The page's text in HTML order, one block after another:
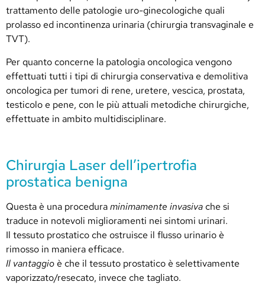
trattamento delle patologie uro-ginecologiche quali
prolasso ed incontinenza urinaria (chirurgia transvaginale e
TVT).
Per quanto concerne la patologia oncologica vengono
effettuati tutti i tipi di chirurgia conservativa e demolitiva
oncologica per tumori di rene, uretere, vescica, prostata,
testicolo e pene, con le più attuali metodiche chirurgiche,
effettuate in ambito multidisciplinare.
Chirurgia Laser dell’ipertrofia
prostatica benigna
Questa è una proceduraminimamente invasivache si
traduce in notevoli miglioramenti nei sintomi urinari.
Il tessuto prostatico che ostruisce il flusso urinario è
rimosso in maniera efficace.
Il vantaggioè che il tessuto prostatico è selettivamente
vaporizzato/resecato, invece che tagliato.